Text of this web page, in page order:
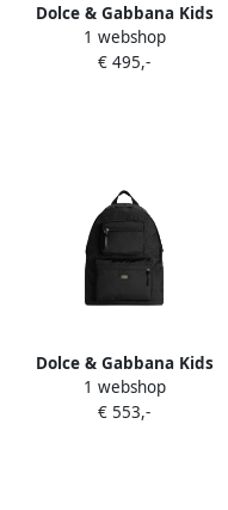
Dolce & Gabbana Kids
Zijden broek met afwerking
Blauw
1 webshop
€ 495,-
Dolce & Gabbana Kids
Rugzak met logopatch
Zwart
1 webshop
€ 553,-